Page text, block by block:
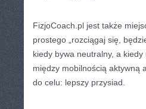
FizjoCoach.pl jest także
prostego „rozciągaj się,
kiedy bywa neutralny, a
między mobilnością aktywną
do celu: lepszy przysiad.